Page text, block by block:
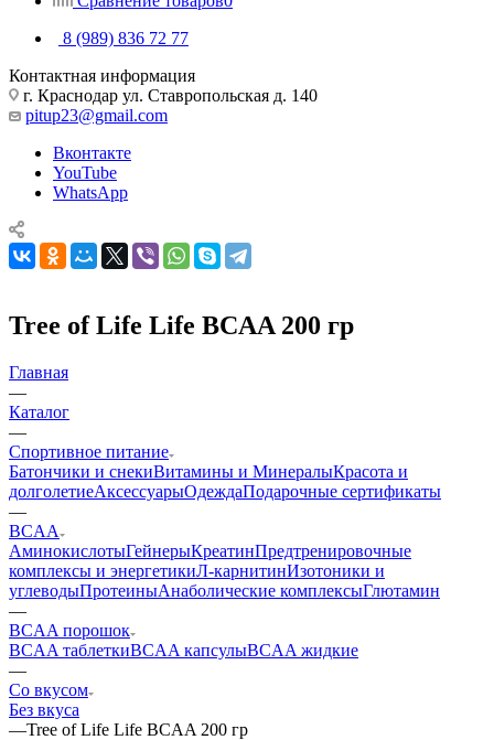
8 (989) 836 72 77
Контактная информация
г. Краснодар ул. Ставропольская д. 140
pitup23@gmail.com
Вконтакте
YouTube
WhatsApp
Tree of Life Life BCAA 200 гр
Главная
—
Каталог
—
Спортивное питание
Батончики и снекиВитамины и МинералыКрасота и
долголетиеАксессуарыОдеждаПодарочные сертификаты
—
BCAA
АминокислотыГейнерыКреатинПредтренировочные
комплексы и энергетикиЛ-карнитинИзотоники и
углеводыПротеиныАнаболические комплексыГлютамин
—
BCAA порошок
BCAA таблеткиBCAA капсулыBCAA жидкие
—
Со вкусом
Без вкуса
—Tree of Life Life BCAA 200 гр